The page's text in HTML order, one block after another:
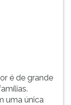
é de grande
uma única